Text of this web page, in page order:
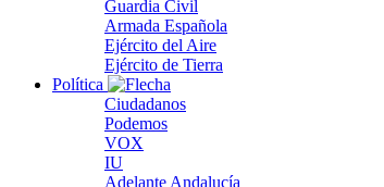
Guardia Civil
Armada Española
Ejército del Aire
Ejército de Tierra
Política
Ciudadanos
Podemos
VOX
IU
Adelante Andalucía